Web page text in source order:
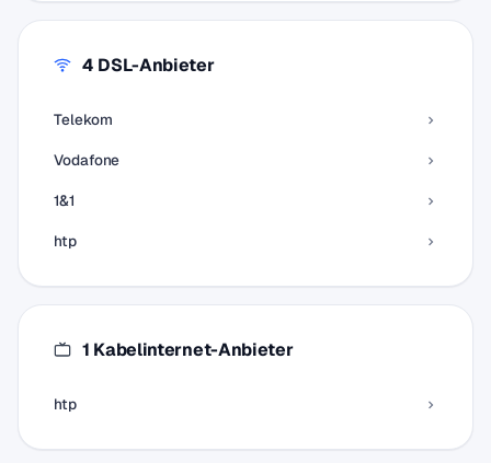
4 DSL-Anbieter
Telekom
Vodafone
1&1
htp
1 Kabelinternet-Anbieter
htp